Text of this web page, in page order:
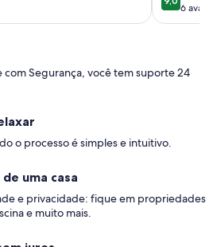
9,0 de
6
(6
com Segurança, você tem suporte 24
o processo é simples e intuitivo.
uma casa
e privacidade: fique em propriedades
e muito mais.